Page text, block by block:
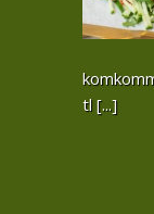
tl [...]